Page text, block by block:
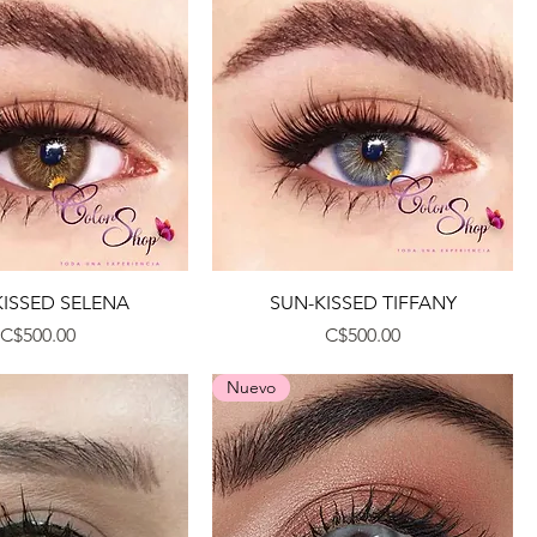
rápidaSELENA
Precio
C$500.00
Vista rápida
SUN-KISSED TIFFANY
Precio
C$500.00
Nuevo